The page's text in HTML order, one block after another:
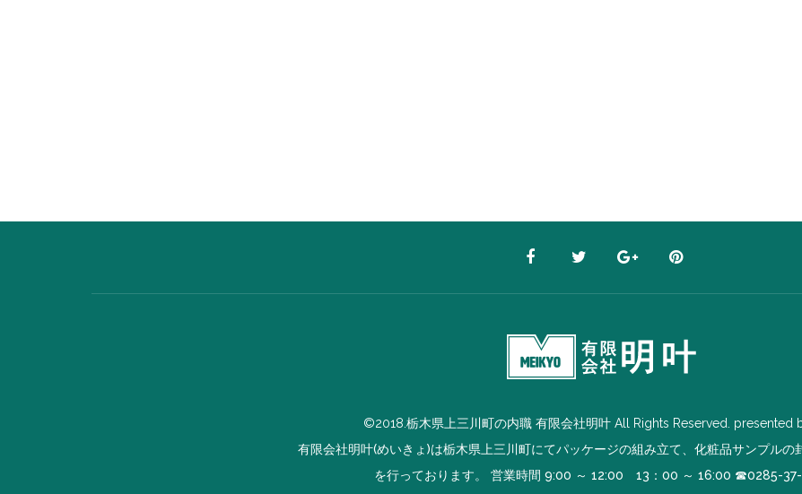
©2018.栃木県上三川町の内職 有限会社明叶 All Rights Reserved. presented
有限会社明叶(めいきょ)は栃木県上三川町にてパッケージの組み立て、化粧品サンプルの
を行っております。 営業時間 9:00 ～ 12:00 13：00 ～ 16:00 ☎0285-